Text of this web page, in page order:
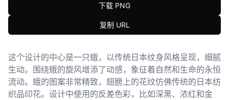
下载 PNG
复制 URL
这个设计的中心是一只蛾，以传统日本纹身风格呈现，细腻
生动。围绕蛾的旋风增添了动感，象征着自然和生命的永恒
流动。蛾的图案非常精致，翅膀上的花纹仿佛传统的日本纺
织品印花。设计中使用的反差色彩，比如深黑、浓红和金